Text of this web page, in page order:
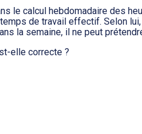
le calcul hebdomadaire des
de travail effectif. Selon lui,
la semaine, il ne peut
elle correcte ?